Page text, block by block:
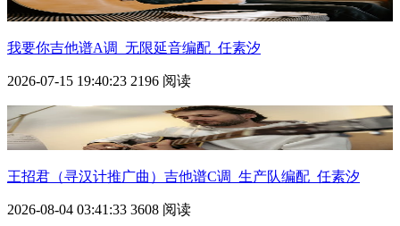
我要你吉他谱A调_无限延音编配_任素汐
2026-07-15 19:40:23 2196 阅读
王招君（寻汉计推广曲）吉他谱C调_生产队编配_任素汐
2026-08-04 03:41:33 3608 阅读